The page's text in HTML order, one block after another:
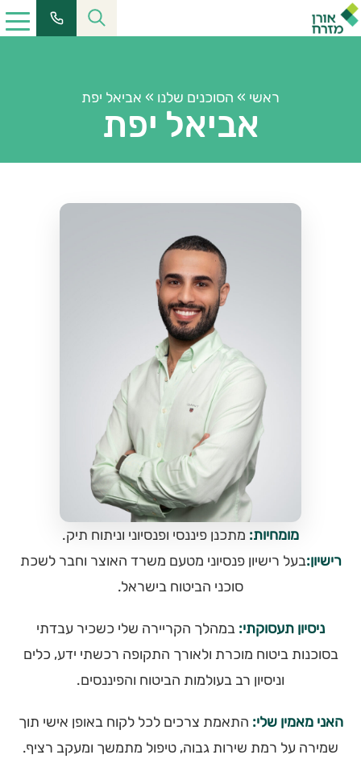
ראשי » הסוכנים שלנו » אביאל יפת
אביאל יפת
מומחיות: מתכנן פיננסי ופנסיוני וניתוח תיק.
רישיון:בעל רישיון פנסיוני מטעם משרד האוצר וחבר לשכת
סוכני הביטוח בישראל.
ניסיון תעסוקתי: במהלך הקריירה שלי כשכיר עבדתי
בסוכנות ביטוח מוכרת ולאורך התקופה רכשתי ידע, כלים
וניסיון רב בעולמות הביטוח והפיננסים.
האני מאמין שלי: התאמת צרכים לכל לקוח באופן אישי תוך
שמירה על רמת שירות גבוה, טיפול מתמשך ומעקב רציף.